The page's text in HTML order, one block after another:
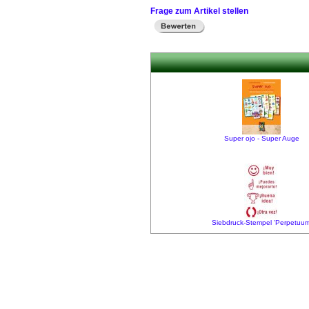
Frage zum Artikel stellen
Super ojo - Super Auge
Siebdruck-Stempel